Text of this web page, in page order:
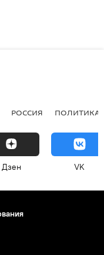
РОССИЯ ПОЛИТИКА
Дзен VK